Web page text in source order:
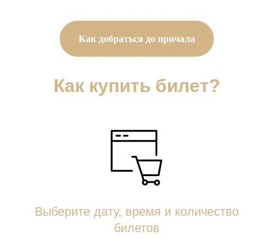
Как добраться до причала
Как купить билет?
Выберите дату, время и количество
билетов